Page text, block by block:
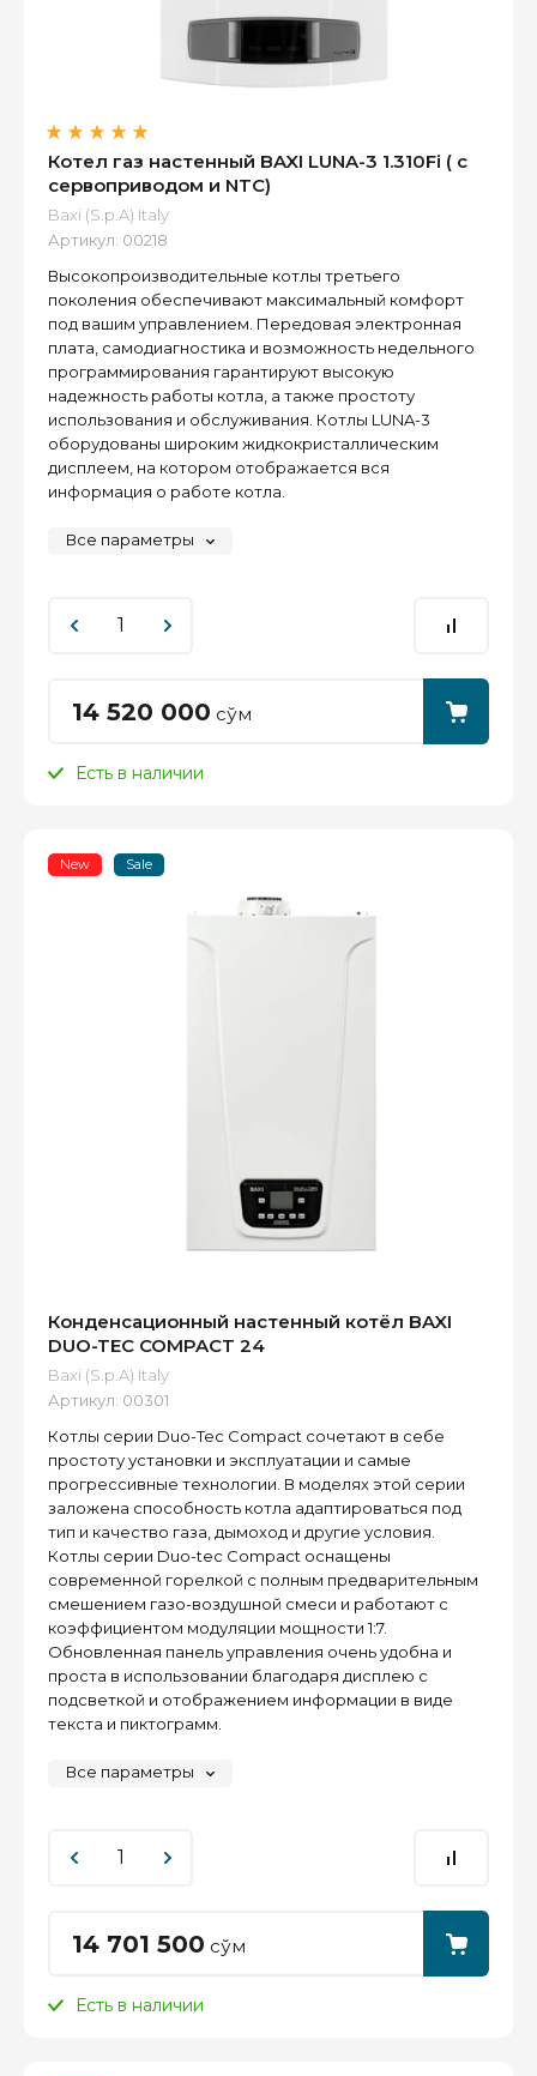
Котел газ настенный BAXI LUNA-3 1.310Fi ( с
сервоприводом и NTC)
Baxi (S.p.A) Italy
Артикул: 00218
Высокопроизводительные котлы третьего
поколения обеспечивают максимальный комфорт
под вашим управлением. Передовая электронная
плата, самодиагностика и возможность недельного
программирования гарантируют высокую
надежность работы котла, а также простоту
использования и обслуживания. Котлы LUNA-3
оборудованы широким жидкокристаллическим
дисплеем, на котором отображается вся
информация о работе котла.
Все параметры
14 520 000 сўм
Есть в наличии
New Sale
Конденсационный настенный котёл BAXI
DUO-TEC COMPACT 24
Baxi (S.p.A) Italy
Артикул: 00301
Котлы серии Duo-Tec Compact сочетают в себе
простоту установки и эксплуатации и самые
прогрессивные технологии. В моделях этой серии
заложена способность котла адаптироваться под
тип и качество газа, дымоход и другие условия.
Котлы серии Duo-tec Compact оснащены
современной горелкой с полным предварительным
смешением газо-воздушной смеси и работают с
коэффициентом модуляции мощности 1:7.
Обновленная панель управления очень удобна и
проста в использовании благодаря дисплею с
подсветкой и отображением информации в виде
текста и пиктограмм.
Все параметры
14 701 500 сўм
Есть в наличии